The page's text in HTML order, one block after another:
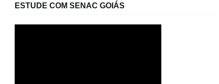
ESTUDE COM SENAC GOIÁS